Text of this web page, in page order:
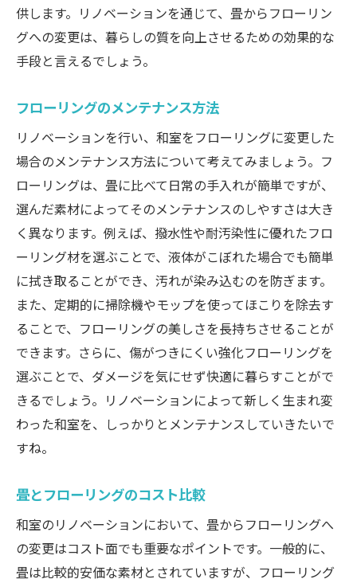
供します。リノベーションを通じて、畳からフローリン
グへの変更は、暮らしの質を向上させるための効果的な
手段と言えるでしょう。
フローリングのメンテナンス方法
リノベーションを行い、和室をフローリングに変更した
場合のメンテナンス方法について考えてみましょう。フ
ローリングは、畳に比べて日常の手入れが簡単ですが、
選んだ素材によってそのメンテナンスのしやすさは大き
く異なります。例えば、撥水性や耐汚染性に優れたフロ
ーリング材を選ぶことで、液体がこぼれた場合でも簡単
に拭き取ることができ、汚れが染み込むのを防ぎます。
また、定期的に掃除機やモップを使ってほこりを除去す
ることで、フローリングの美しさを長持ちさせることが
できます。さらに、傷がつきにくい強化フローリングを
選ぶことで、ダメージを気にせず快適に暮らすことがで
きるでしょう。リノベーションによって新しく生まれ変
わった和室を、しっかりとメンテナンスしていきたいで
すね。
畳とフローリングのコスト比較
和室のリノベーションにおいて、畳からフローリングへ
の変更はコスト面でも重要なポイントです。一般的に、
畳は比較的安価な素材とされていますが、フローリング